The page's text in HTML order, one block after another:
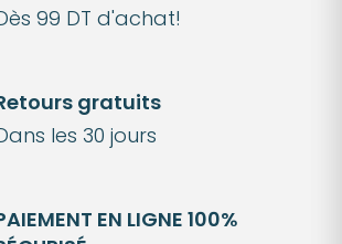
99 DT d'achat!
gratuits
les 30 jours
EN LIGNE 100%